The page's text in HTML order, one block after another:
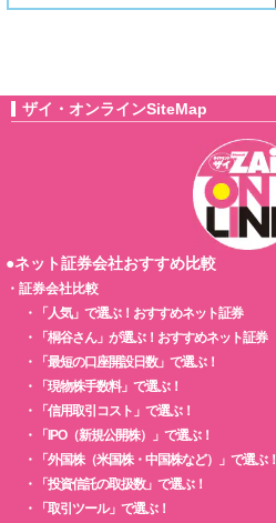
ザイ・オンラインSiteMap
●ネット証券会社おすすめ比較
・ 証券会社比較
・
「人気」で選ぶ！おすすめネット証券
・
「桐谷さん」が選ぶ！おすすめネット証券
・
「最短の口座開設日数」で選ぶ！
・
「現物株手数料」で選ぶ！
・
「信用取引コスト」で選ぶ！
・
「IPO（新規公開株）」で選ぶ！
・
「外国株（米国株・中国株など）」で選ぶ！
・
「投資信託の取扱数」で選ぶ！
・
「取引ツール」で選ぶ！